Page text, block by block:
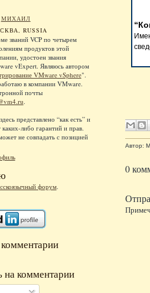
МИХАИЛ
RUSSIA
званий VCP по четырем
продуктов этой
удостоен звания
vExpert. Являюсь автором
VMware vSphere".
в компании VMware.
почты
.
представлено “как есть” и
каких-либо гарантий и прав.
не совпадать с позицией
форум.
комментарии
Автор:
0